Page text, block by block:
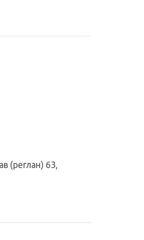
(реглан) 63,